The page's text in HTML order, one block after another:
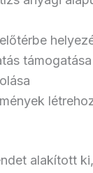
támogatása
alakított